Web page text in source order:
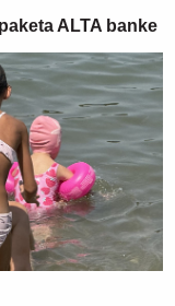
ALTA banke